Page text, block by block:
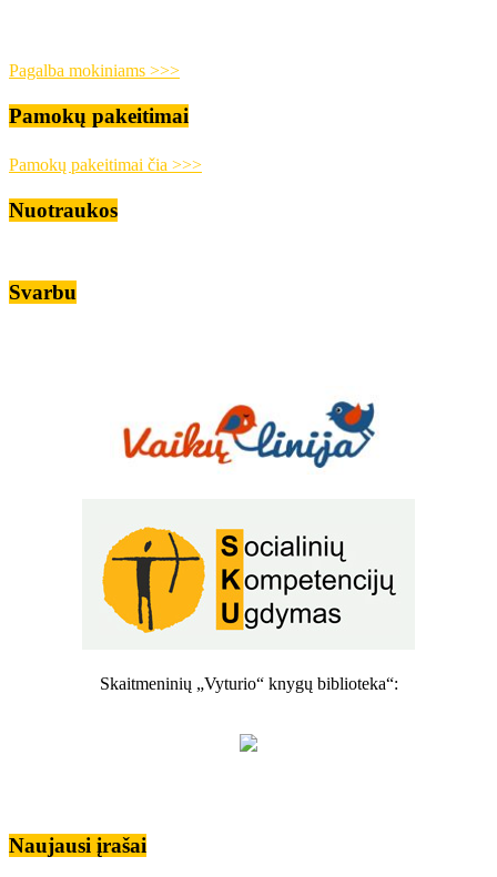
Pagalba mokiniams >>>
Pamokų pakeitimai
Pamokų pakeitimai čia >>>
Nuotraukos
Svarbu
Skaitmeninių „Vyturio“ knygų biblioteka“:
Naujausi įrašai